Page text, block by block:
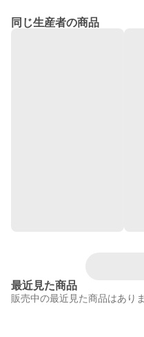
同じ生産者の商品
最近見た商品
販売中の最近見た商品はありま